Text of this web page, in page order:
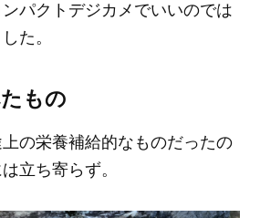
パクトデジカメでいいのでは
た。
もの
の栄養補給的なものだったの
立ち寄らず。